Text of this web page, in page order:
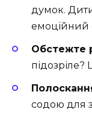
думок.
емоційний
Обстежте
содою для